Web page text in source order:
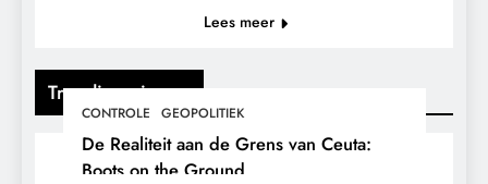
Trending nieuws
CONTROLE GEOPOLITIEK
De Realiteit aan de Grens van Ceuta:
Boots on the Ground.
Lees meer